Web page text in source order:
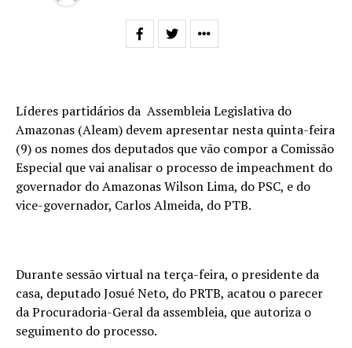
Líderes partidários da Assembleia Legislativa do
Amazonas (Aleam) devem apresentar nesta quinta-feira
(9) os nomes dos deputados que vão compor a Comissão
Especial que vai analisar o processo de impeachment do
governador do Amazonas Wilson Lima, do PSC, e do
vice-governador, Carlos Almeida, do PTB.
Durante sessão virtual na terça-feira, o presidente da
casa, deputado Josué Neto, do PRTB, acatou o parecer
da Procuradoria-Geral da assembleia, que autoriza o
seguimento do processo.